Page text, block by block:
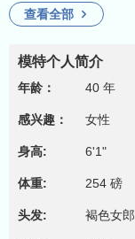
查看全部
模特个人简介
年龄： 40 年
感兴趣： 女性
身高: 6'1"
体重: 254 磅
头发: 褐色女郎